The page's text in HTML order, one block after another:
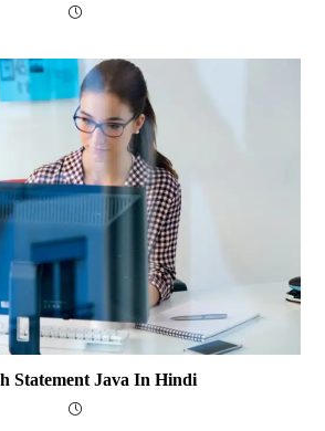
Statement Java In Hindi